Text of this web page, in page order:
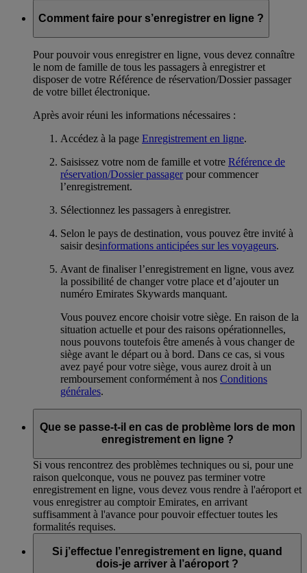
Comment faire pour s’enregistrer en ligne ?
Pour pouvoir vous enregistrer en ligne, vous devez connaître
le nom de famille de tous les passagers à enregistrer et
disposer de votre Référence de réservation/Dossier passager
de votre billet électronique.
Après avoir réuni les informations nécessaires :
Accédez à la page Enregistrement en ligne.
Saisissez votre nom de famille et votre Référence de
réservation/Dossier passagerpour commencer
l’enregistrement.
Sélectionnez les passagers à enregistrer.
Selon le pays de destination, vous pouvez être invité à
saisir desinformations anticipées sur les voyageurs.
Avant de finaliser l’enregistrement en ligne, vous avez
la possibilité de changer votre place et d’ajouter un
numéro Emirates Skywards manquant.
Vous pouvez encore choisir votre siège. En raison de la
situation actuelle et pour des raisons opérationnelles,
nous pouvons toutefois être amenés à vous changer de
siège avant le départ ou à bord. Dans ce cas, si vous
avez payé pour votre siège, vous aurez droit à un
remboursement conformément à nos Conditions
générales.
Que se passe-t-il en cas de problème lors de mon
enregistrement en ligne ?
Si vous rencontrez des problèmes techniques ou si, pour une
raison quelconque, vous ne pouvez pas terminer votre
enregistrement en ligne, vous devez vous rendre à l'aéroport et
vous enregistrer au comptoir Emirates, en arrivant
suffisamment à l'avance pour pouvoir effectuer toutes les
formalités requises.
Si j’effectue l’enregistrement en ligne, quand
dois-je arriver à l’aéroport ?